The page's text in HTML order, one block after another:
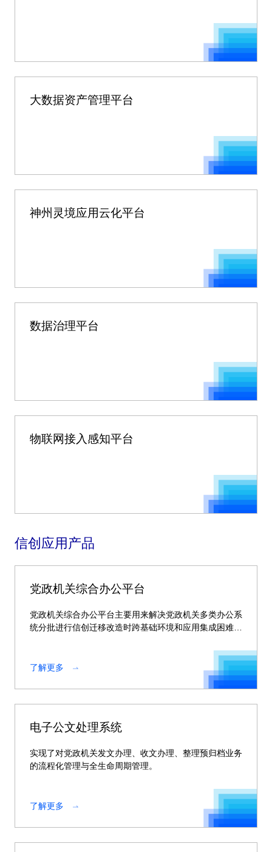
大数据资产管理平台
神州灵境应用云化平台
数据治理平台
物联网接入感知平台
信创应用产品
党政机关综合办公平台
党政机关综合办公平台主要用来解决党政机关多类办公系
统分批进行信创迁移改造时跨基础环境和应用集成困难的
了解更多
电子公文处理系统
实现了对党政机关发文办理、收文办理、整理预归档业务
的流程化管理与全生命周期管理。
了解更多